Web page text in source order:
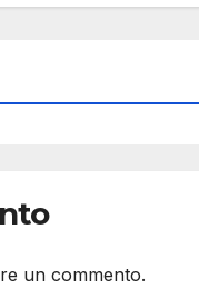
un commento.